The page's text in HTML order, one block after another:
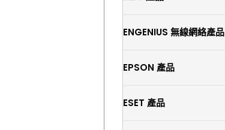
ENGENIUS 無線網絡產品
EPSON 產品
ESET 產品